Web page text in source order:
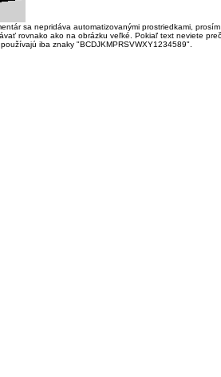
sa nepridáva automatizovanými prostriedkami,
rovnako ako na obrázku veľké. Pokiaľ text neviete
iba znaky "BCDJKMPRSVWXY1234589".